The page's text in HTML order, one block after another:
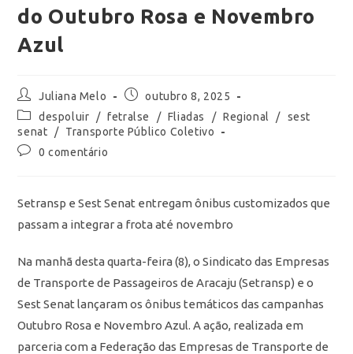
do Outubro Rosa e Novembro
Azul
Juliana Melo
outubro 8, 2025
despoluir
/ fetralse / Fliadas / Regional / sest
senat
/ Transporte Público Coletivo
0 comentário
Setransp e Sest Senat entregam ônibus customizados que
passam a integrar a frota até novembro
Na manhã desta quarta-feira (8), o Sindicato das Empresas
de Transporte de Passageiros de Aracaju (Setransp) e o
Sest Senat lançaram os ônibus temáticos das campanhas
Outubro Rosa e Novembro Azul. A ação, realizada em
parceria com a Federação das Empresas de Transporte de